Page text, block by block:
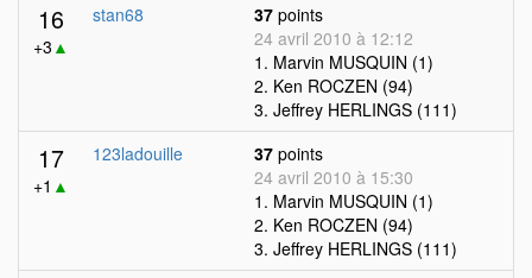
16
+3 ▲
stan68 37 points
24 avril 2010 à 12:12
1. Marvin MUSQUIN (1)
2. Ken ROCZEN (94)
3. Jeffrey HERLINGS (111)
17
+1 ▲
123ladouille 37 points
24 avril 2010 à 15:30
1. Marvin MUSQUIN (1)
2. Ken ROCZEN (94)
3. Jeffrey HERLINGS (111)